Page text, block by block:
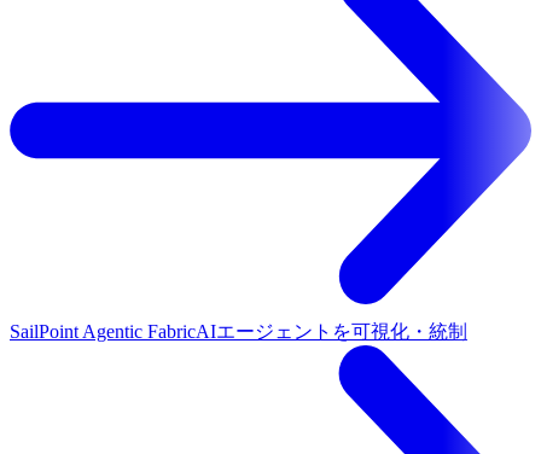
SailPoint Agentic FabricAIエージェントを可視化・統制